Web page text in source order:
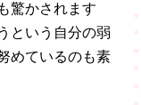
驚かされます
という自分の弱
めているのも素